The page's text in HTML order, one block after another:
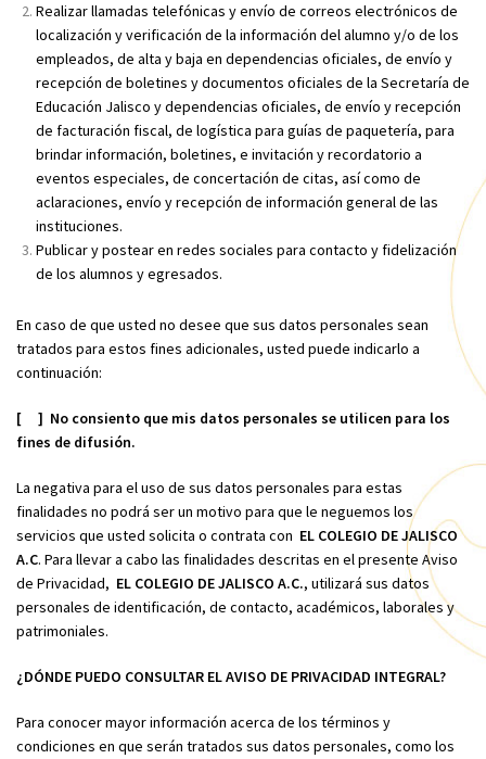
Realizar llamadas telefónicas y envío de correos electrónicos de
localización y verificación de la información del alumno y/o de los
empleados, de alta y baja en dependencias oficiales, de envío y
recepción de boletines y documentos oficiales de la Secretaría de
Educación Jalisco y dependencias oficiales, de envío y recepción
de facturación fiscal, de logística para guías de paquetería, para
brindar información, boletines, e invitación y recordatorio a
eventos especiales, de concertación de citas, así como de
aclaraciones, envío y recepción de información general de las
instituciones.
Publicar y postear en redes sociales para contacto y fidelización
de los alumnos y egresados.
En caso de que usted no desee que sus datos personales sean
tratados para estos fines adicionales, usted puede indicarlo a
continuación:
[ ] No consiento que mis datos personales se utilicen para los
fines de difusión.
La negativa para el uso de sus datos personales para estas
finalidades no podrá ser un motivo para que le neguemos los
servicios que usted solicita o contrata con EL COLEGIO DE JALISCO
A.C. Para llevar a cabo las finalidades descritas en el presente Aviso
de Privacidad, EL COLEGIO DE JALISCO A.C., utilizará sus datos
personales de identificación, de contacto, académicos, laborales y
patrimoniales.
¿DÓNDE PUEDO CONSULTAR EL AVISO DE PRIVACIDAD INTEGRAL?
Para conocer mayor información acerca de los términos y
condiciones en que serán tratados sus datos personales, como los